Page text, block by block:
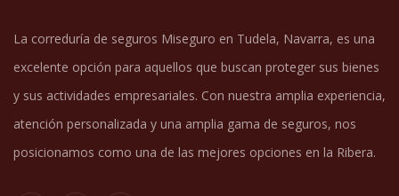
La correduría de seguros Miseguro en Tudela, Navarra, es una
excelente opción para aquellos que buscan proteger sus bienes
y sus actividades empresariales. Con nuestra amplia experiencia,
atención personalizada y una amplia gama de seguros, nos
posicionamos como una de las mejores opciones en la Ribera.